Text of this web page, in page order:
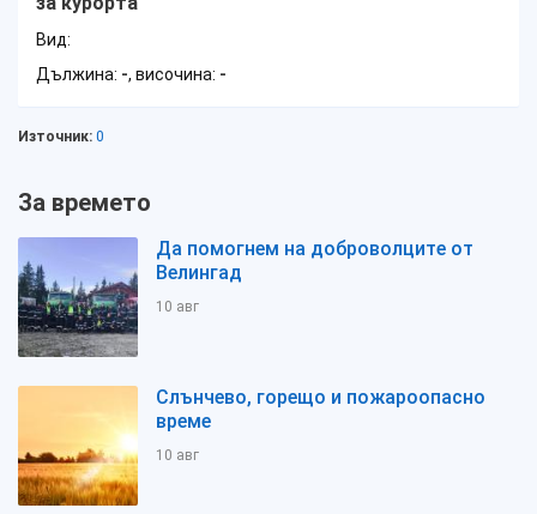
Вид:
Дължина: -, височина: -
Източник: 0
За времето
Да помогнем на доброволците от
Велингад
10 авг
Слънчево, горещо и пожароопасно
време
10 авг